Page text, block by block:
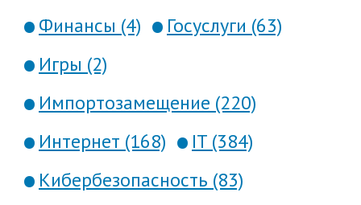
Финансы (4)
Госуслуги (63)
Игры (2)
Импортозамещение (220)
Интернет (168)
IT (384)
Кибербезопасность (83)